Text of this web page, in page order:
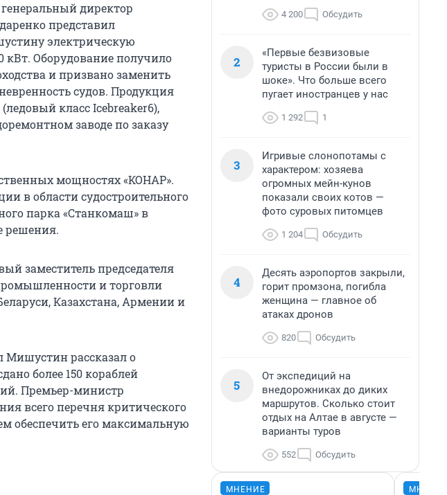
директор
представил
электрическую
Оборудование получило
и призвано заменить
судов. Продукция
класс Icebreaker6),
заводе по заказу
мощностях «КОНАР».
в области судостроительного
парка «Станкомаш» в
решения.
заместитель председателя
и торговли
Казахстана, Армении и
Мишустин рассказал о
более 150 кораблей
Премьер-министр
всего перечня критического
обеспечить его максимальную
4 200 Обсудить
2
«Первые безвизовые
туристы в России были в
шоке». Что больше всего
пугает иностранцев у нас
1 292 1
3
Игривые слонопотамы с
характером: хозяева
огромных мейн-кунов
показали своих котов —
фото суровых питомцев
1 204 Обсудить
4
Десять аэропортов закрыли,
горит промзона, погибла
женщина — главное об
атаках дронов
820 Обсудить
5
От экспедиций на
внедорожниках до диких
маршрутов. Сколько стоит
отдых на Алтае в августе —
варианты туров
552 Обсудить
МНЕНИЕ